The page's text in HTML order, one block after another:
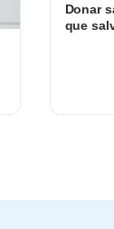
Donar
que